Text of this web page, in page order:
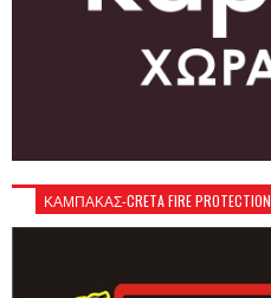
ΚΑΜΠΑΚΑΣ-CRETA FIRE PROTECTION